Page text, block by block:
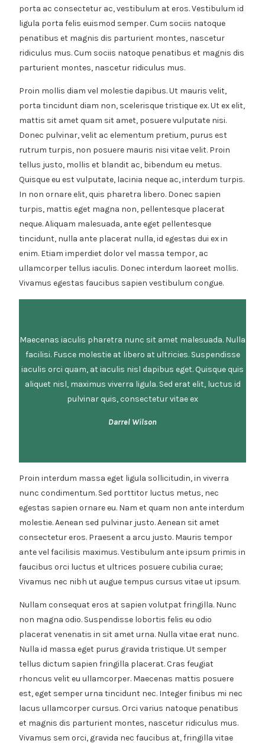
porta ac consectetur ac, vestibulum at eros. Vestibulum id
ligula porta felis euismod semper. Cum sociis natoque
penatibus et magnis dis parturient montes, nascetur
ridiculus mus. Cum sociis natoque penatibus et magnis dis
parturient montes, nascetur ridiculus mus.
Proin mollis diam vel molestie dapibus. Ut mauris velit,
porta tincidunt diam non, scelerisque tristique ex. Ut ex elit,
mattis sit amet quam sit amet, posuere vulputate nisi.
Donec pulvinar, velit ac elementum pretium, purus est
rutrum turpis, non posuere mauris nisi vitae velit. Proin
tellus justo, mollis et blandit ac, bibendum eu metus.
Quisque eu est vulputate, lacinia neque ac, interdum turpis.
In non ornare elit, quis pharetra libero. Donec sapien
turpis, mattis eget magna non, pellentesque placerat
neque. Aliquam malesuada, ante eget pellentesque
tincidunt, nulla ante placerat nulla, id egestas dui ex in
enim. Etiam imperdiet dolor vel massa tempor, ac
ullamcorper tellus iaculis. Donec interdum laoreet mollis.
Vivamus egestas faucibus sapien vestibulum congue.
Maecenas iaculis pharetra nunc sit amet malesuada. Nulla
facilisi. Fusce molestie at libero at ultricies. Suspendisse
iaculis orci quam, at iaculis nisl dapibus eget. Quisque quis
aliquet nisl, maximus viverra ligula. Sed erat elit, luctus id
pulvinar quis, consectetur vitae ex
Darrel Wilson
Proin interdum massa eget ligula sollicitudin, in viverra
nunc condimentum. Sed porttitor luctus metus, nec
egestas sapien ornare eu. Nam et quam non ante interdum
molestie. Aenean sed pulvinar justo. Aenean sit amet
consectetur eros. Praesent a arcu justo. Mauris tempor
ante vel facilisis maximus. Vestibulum ante ipsum primis in
faucibus orci luctus et ultrices posuere cubilia curae;
Vivamus nec nibh ut augue tempus cursus vitae ut ipsum.
Nullam consequat eros at sapien volutpat fringilla. Nunc
non magna odio. Suspendisse lobortis felis eu odio
placerat venenatis in sit amet urna. Nulla vitae erat nunc.
Nulla id massa eget purus gravida tristique. Ut semper
tellus dictum sapien fringilla placerat. Cras feugiat
rhoncus velit eu ullamcorper. Maecenas mattis posuere
est, eget semper urna tincidunt nec. Integer finibus mi nec
lacus ullamcorper cursus. Orci varius natoque penatibus
et magnis dis parturient montes, nascetur ridiculus mus.
Vivamus sem orci, gravida nec faucibus at, fringilla vitae